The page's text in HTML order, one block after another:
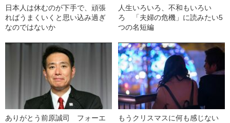
日本人は休むのが下手で、頑張
ればうまくいくと思い込み過ぎ
なのではないか
人生いろいろ、不和もいろい
ろ 「夫婦の危機」に読みたい5
つの名短編
ありがとう前原誠司 フォーエ
もうクリスマスに何も感じない